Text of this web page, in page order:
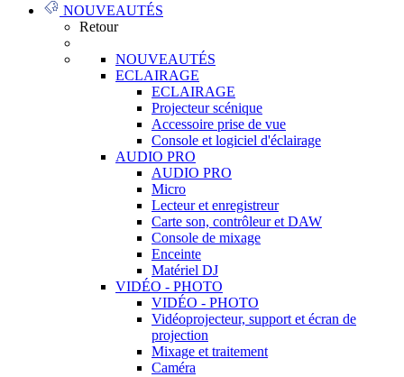
NOUVEAUTÉS
Retour
NOUVEAUTÉS
ECLAIRAGE
ECLAIRAGE
Projecteur scénique
Accessoire prise de vue
Console et logiciel d'éclairage
AUDIO PRO
AUDIO PRO
Micro
Lecteur et enregistreur
Carte son, contrôleur et DAW
Console de mixage
Enceinte
Matériel DJ
VIDÉO - PHOTO
VIDÉO - PHOTO
Vidéoprojecteur, support et écran de
projection
Mixage et traitement
Caméra